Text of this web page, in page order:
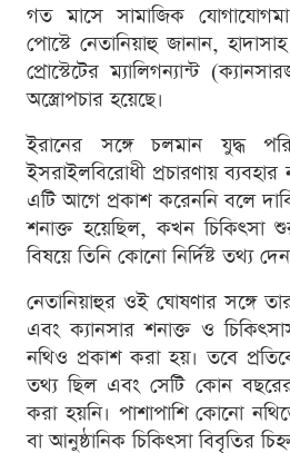
গত মাসে সামাজিক
পোস্টে নেতানিয়াহু জানান,
প্রোস্টেটের ম্যালিগন্যান্ট
অস্ত্রোপচার হয়েছে।
ইরানের সঙ্গে চলমান যুদ্ধ
ইসরাইলবিরোধী প্রচারণায়
এটি আগে প্রকাশ করেননি বলে
শনাক্ত হয়েছিল, কখন চিকিৎসা
বিষয়ে তিনি কোনো নির্দিষ্ট তথ্য
নেতানিয়াহুর ওই ঘোষণার সঙ্গে তার
এবং ক্যানসার শনাক্ত ও
নথিও প্রকাশ করা হয়। তবে
তথ্য ছিল এবং সেটি কোন
করা হয়নি। পাশাপাশি কোনো
বা আনুষ্ঠানিক চিকিৎসা বিবৃতির